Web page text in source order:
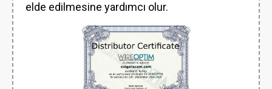
elde edilmesine yardımcı olur.